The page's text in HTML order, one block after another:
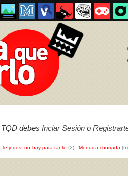
debes Inciar Sesión o
Te jodes, no hay para tanto (2) - Menuda chorrada (6)